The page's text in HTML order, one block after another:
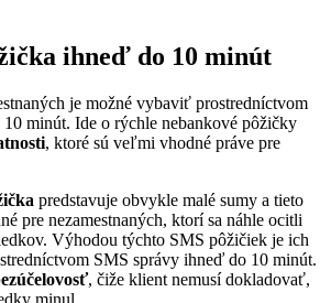
ihneď do 10 minút
je možné vybaviť prostredníctvom
minút. Ide o rýchle nebankové pôžičky
, ktoré sú veľmi vhodné práve pre
predstavuje obvykle malé sumy a tieto
pre nezamestnaných, ktorí sa náhle ocitli
Výhodou týchto SMS pôžičiek je ich
SMS správy ihneď do 10 minút.
, čiže klient nemusí dokladovať,
minul.